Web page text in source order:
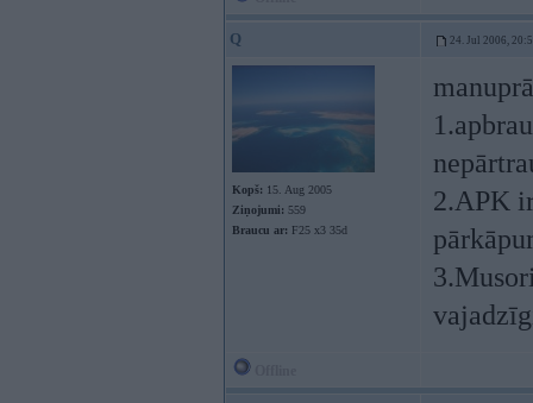
Q 24. Jul 2006,
Kopš: 15. Aug 2005
Ziņojumi: 559
Braucu ar: F25 x3 35d
2.APK